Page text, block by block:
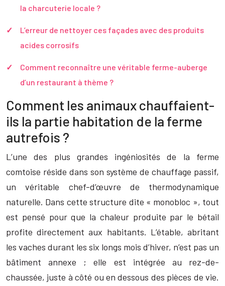
la charcuterie locale ?
L’erreur de nettoyer ces façades avec des produits
acides corrosifs
Comment reconnaître une véritable ferme-auberge
d’un restaurant à thème ?
Comment les animaux chauffaient-
ils la partie habitation de la ferme
autrefois ?
L’une des plus grandes ingéniosités de la ferme
comtoise réside dans son système de chauffage passif,
un véritable chef-d’œuvre de thermodynamique
naturelle. Dans cette structure dite « monobloc », tout
est pensé pour que la chaleur produite par le bétail
profite directement aux habitants. L’étable, abritant
les vaches durant les six longs mois d’hiver, n’est pas un
bâtiment annexe ; elle est intégrée au rez-de-
chaussée, juste à côté ou en dessous des pièces de vie.